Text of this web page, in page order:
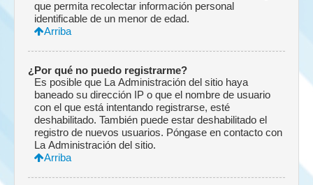
que permita recolectar información personal
identificable de un menor de edad.
Arriba
¿Por qué no puedo registrarme?
Es posible que La Administración del sitio haya
baneado su dirección IP o que el nombre de usuario
con el que está intentando registrarse, esté
deshabilitado. También puede estar deshabilitado el
registro de nuevos usuarios. Póngase en contacto con
La Administración del sitio.
Arriba